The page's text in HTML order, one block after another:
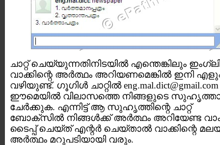
ചാറ്റ് ചെയ്യുന്നതിനിടയില്‍ എന്തെങ്കിലും
വാക്കിന്റെ അര്‍ത്ഥം അറിയണമെങ്കില്‍ ഇനി
വഴിയുണ്ട്. ഗൂഗിള്‍ ചാറ്റില്‍
ഈമെയില്‍ വിലാസത്തെ നിങ്ങളുടെ
ചേര്‍ക്കുക. എന്നിട്ട് ആ സുഹൃത്തിന്റെ ചാറ്റ്
ബോക്സില്‍ നിങ്ങള്‍ക്ക്‌ അര്‍ത്ഥം അറിയേണ്ട
ടൈപ്പ്‌ ചെയ്ത് എന്റര്‍ ചെയ്‌താല്‍ വാക്കിന്റെ
അര്‍ത്ഥം മറുപടിയായി വരും.